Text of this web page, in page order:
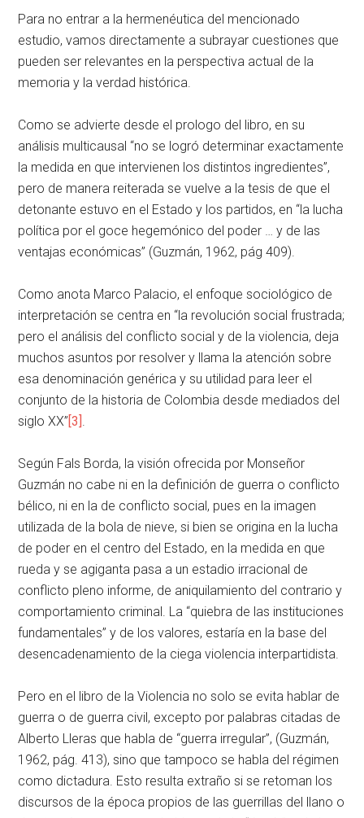
Para no entrar a la hermenéutica del mencionado
estudio, vamos directamente a subrayar cuestiones que
pueden ser relevantes en la perspectiva actual de la
memoria y la verdad histórica.
Como se advierte desde el prologo del libro, en su
análisis multicausal “no se logró determinar exactamente
la medida en que intervienen los distintos ingredientes”,
pero de manera reiterada se vuelve a la tesis de que el
detonante estuvo en el Estado y los partidos, en “la lucha
política por el goce hegemónico del poder … y de las
ventajas económicas” (Guzmán, 1962, pág 409).
Como anota Marco Palacio, el enfoque sociológico de
interpretación se centra en “la revolución social frustrada;
pero el análisis del conflicto social y de la violencia, deja
muchos asuntos por resolver y llama la atención sobre
esa denominación genérica y su utilidad para leer el
conjunto de la historia de Colombia desde mediados del
siglo XX”[3]
Según Fals Borda, la visión ofrecida por Monseñor
Guzmán no cabe ni en la definición de guerra o conflicto
bélico, ni en la de conflicto social, pues en la imagen
utilizada de la bola de nieve, si bien se origina en la lucha
de poder en el centro del Estado, en la medida en que
rueda y se agiganta pasa a un estadio irracional de
conflicto pleno informe, de aniquilamiento del contrario y
comportamiento criminal. La “quiebra de las instituciones
fundamentales” y de los valores, estaría en la base del
desencadenamiento de la ciega violencia interpartidista.
Pero en el libro de la Violencia no solo se evita hablar de
guerra o de guerra civil, excepto por palabras citadas de
Alberto Lleras que habla de “guerra irregular”, (Guzmán,
1962, pág. 413), sino que tampoco se habla del régimen
como dictadura. Esto resulta extraño si se retoman los
discursos de la época propios de las guerrillas del llano o